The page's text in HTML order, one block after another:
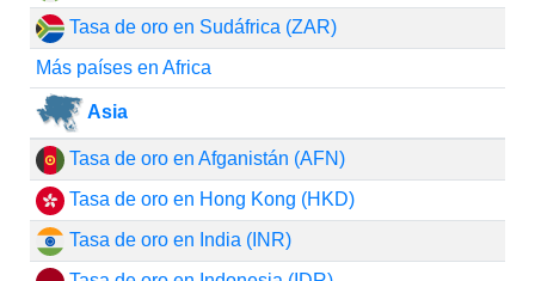
Tasa de oro en Sudáfrica (ZAR)
Más países en Africa
Asia
Tasa de oro en Afganistán (AFN)
Tasa de oro en Hong Kong (HKD)
Tasa de oro en India (INR)